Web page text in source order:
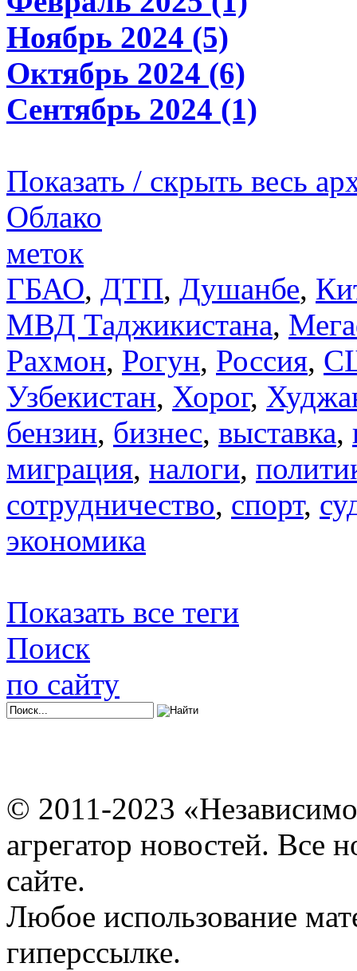
Ноябрь 2024 (5)
Октябрь 2024 (6)
Сентябрь 2024 (1)
Показать / скрыть весь
Облако
меток
ГБАО, ДТП, Душанбе,
МВД Таджикистана,
Рахмон, Рогун, Россия,
Узбекистан, Хорог,
бензин, бизнес, выставка,
миграция, налоги,
сотрудничество, спорт,
экономика
Показать все теги
Поиск
по сайту
© 2011-2023
агрегатор новостей. Все
сайте.
Любое использование
гиперссылке.